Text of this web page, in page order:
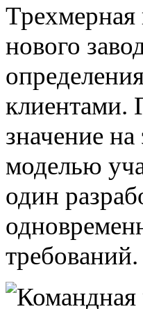
Трехмерная
нового
клиентами.
значение
моделью
один
требований.